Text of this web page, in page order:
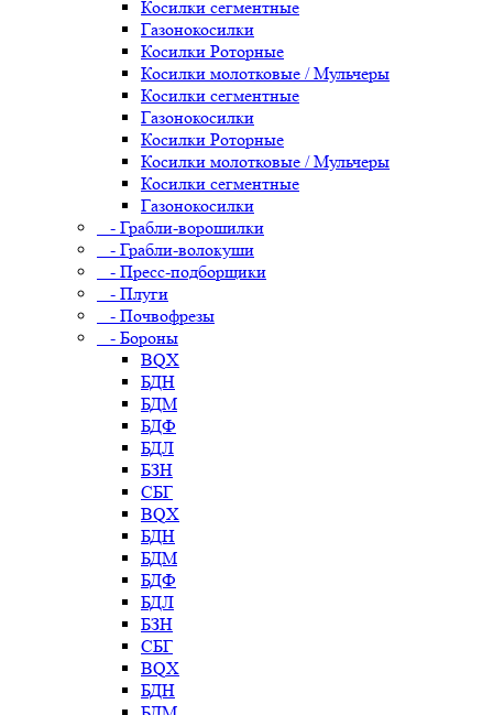
Косилки сегментные
Газонокосилки
Косилки Роторные
Косилки молотковые / Мульчеры
Косилки сегментные
Газонокосилки
Косилки Роторные
Косилки молотковые / Мульчеры
Косилки сегментные
Газонокосилки
- Грабли-ворошилки
- Грабли-волокуши
- Пресс-подборщики
- Плуги
- Почвофрезы
- Бороны
BQX
БДН
БДМ
БДФ
БДЛ
БЗН
СБГ
BQX
БДН
БДМ
БДФ
БДЛ
БЗН
СБГ
BQX
БДН